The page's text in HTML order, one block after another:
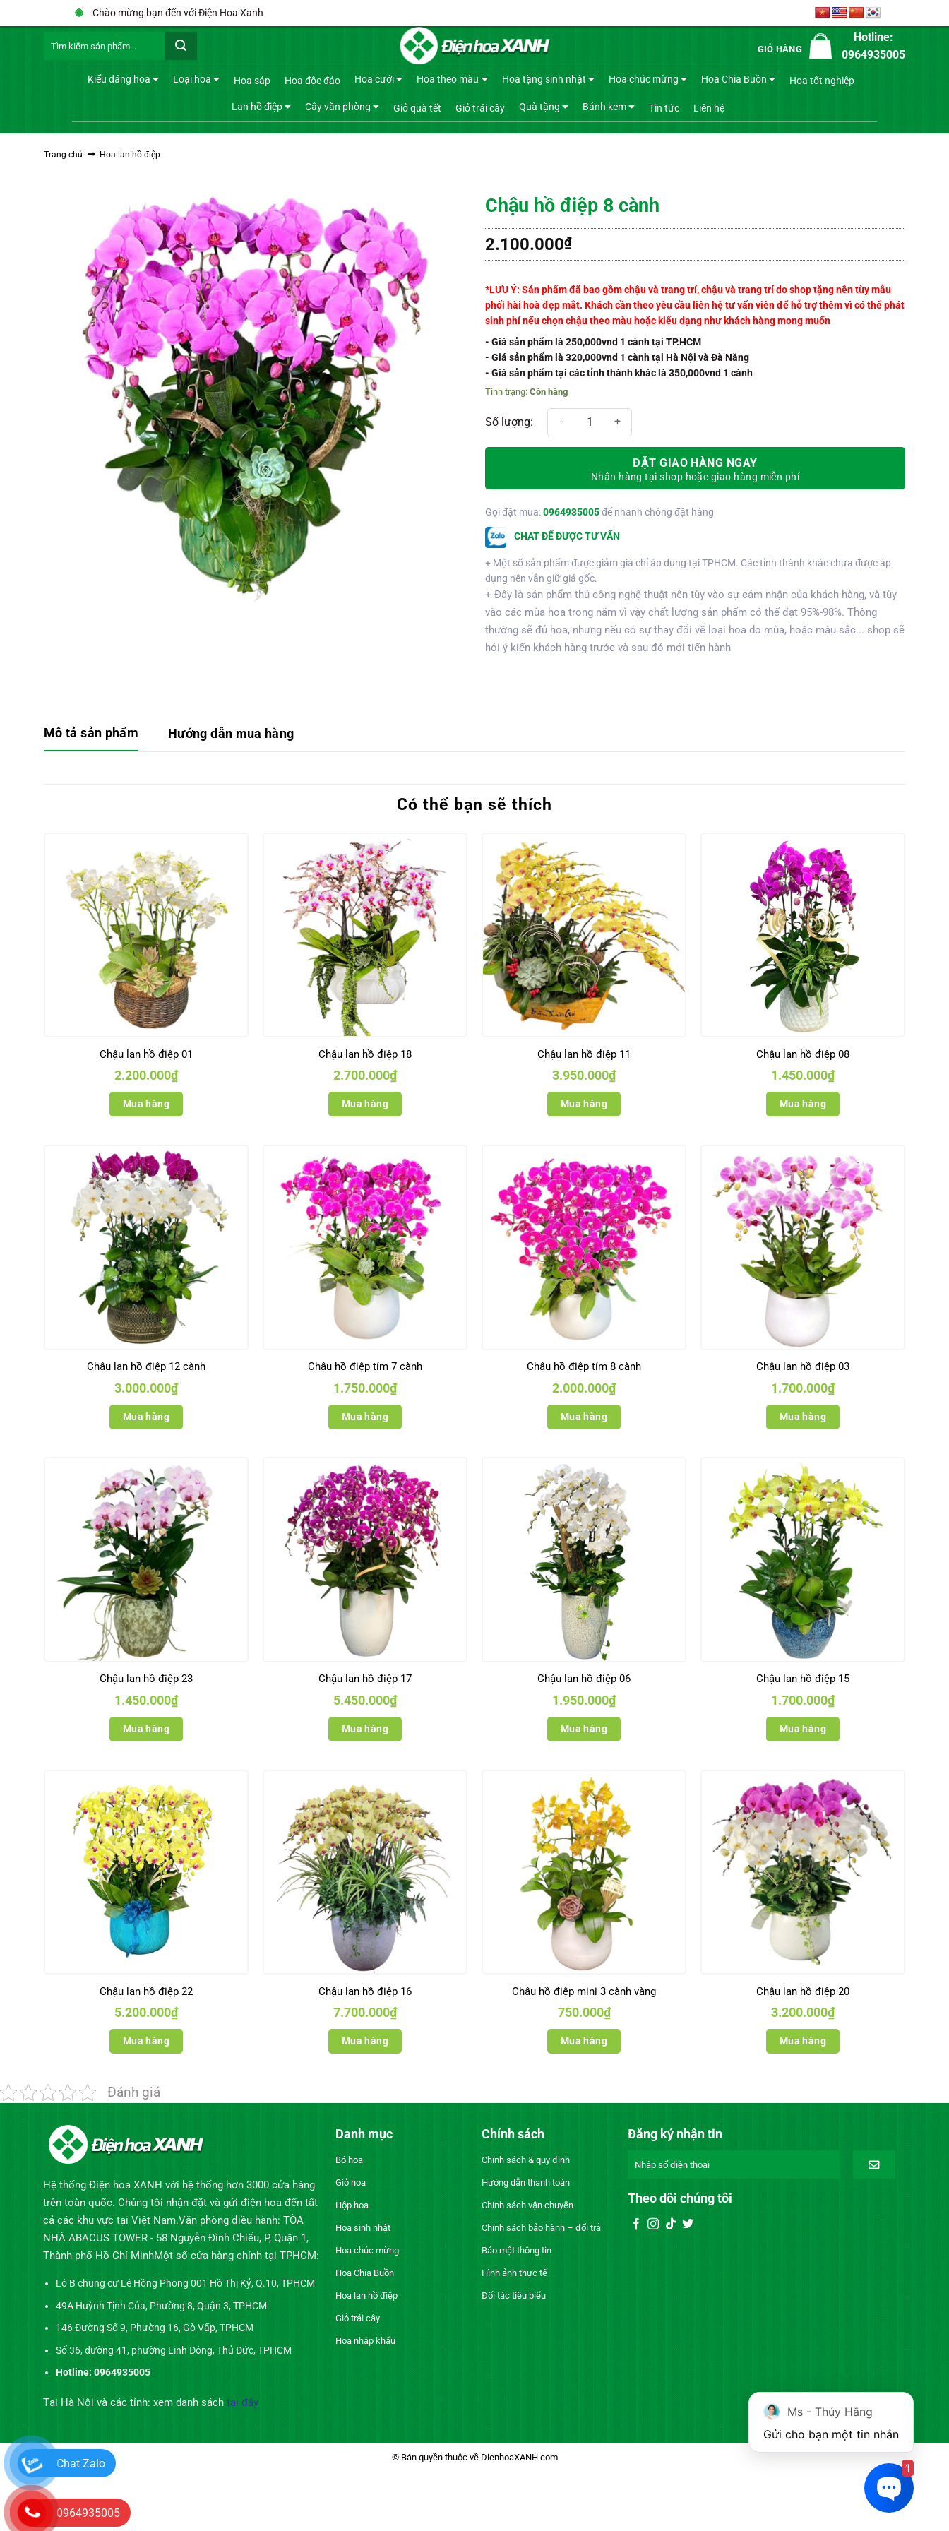
qua
Chào mừng bạn đến với Điện Hoa Xanh
kiếm:
GIỎ HÀNG
Hotline:
0964935005
Kiểu dáng hoa Loại hoa Hoa sáp Hoa độc đáo Hoa cưới Hoa theo màu Hoa tặng sinh nhật Hoa chúc mừng Hoa Chia Buồn Hoa tốt nghiệp
Lan hồ điệp Cây văn phòng Giỏ quà tết Giỏ trái cây Quà tặng Bánh kem Tin tức Liên hệ
Trang chủ Hoa lan hồ điệp
Chậu hồ điệp 8 cành
2.100.000₫
*LƯU Ý: Sản phẩm đã bao gồm chậu và trang trí, chậu và trang trí do shop tặng nên tùy mẫu
phối hài hoà đẹp mắt. Khách cần theo yêu cầu liên hệ tư vấn viên để hỗ trợ thêm vì có thể phát
sinh phí nếu chọn chậu theo màu hoặc kiểu dạng như khách hàng mong muốn
- Giá sản phẩm là 250,000vnd 1 cành tại TP.HCM
- Giá sản phẩm là 320,000vnd 1 cành tại Hà Nội và Đà Nẵng
- Giá sản phẩm tại các tỉnh thành khác là 350,000vnd 1 cành
Còn hàng
Chậu hồ điệp 8 cành số lượng
ĐẶT GIAO HÀNG NGAY
Nhận hàng tại shop hoặc giao hàng miễn phí
Gọi đặt mua:0964935005để nhanh chóng đặt hàng
CHAT ĐỂ ĐƯỢC TƯ VẤN
+ Một số sản phẩm được giảm giá chỉ áp dụng tại TPHCM. Các tỉnh thành khác chưa được áp
dụng nên vẫn giữ giá gốc.
+ Đây là sản phẩm thủ công nghệ thuật nên tùy vào sự cảm nhận của khách hàng, và tùy
vào các mùa hoa trong năm vì vậy chất lượng sản phẩm có thể đạt 95%-98%. Thông
thường sẽ đủ hoa, nhưng nếu có sự thay đổi về loại hoa do mùa, hoặc màu sắc... shop sẽ
hỏi ý kiến khách hàng trước và sau đó mới tiến hành
Mô tả sản phẩm Hướng dẫn mua hàng
Có thể bạn sẽ thích
Chậu lan hồ điệp 01
2.200.000₫
Mua hàng
Chậu lan hồ điệp 18
2.700.000₫
Mua hàng
Chậu lan hồ điệp 11
3.950.000₫
Mua hàng
Chậu lan hồ điệp 08
1.450.000₫
Mua hàng
Chậu lan hồ điệp 12 cành
3.000.000₫
Mua hàng
Chậu hồ điệp tím 7 cành
1.750.000₫
Mua hàng
Chậu hồ điệp tím 8 cành
2.000.000₫
Mua hàng
Chậu lan hồ điệp 03
1.700.000₫
Mua hàng
Chậu lan hồ điệp 23
1.450.000₫
Mua hàng
Chậu lan hồ điệp 17
5.450.000₫
Mua hàng
Chậu lan hồ điệp 06
1.950.000₫
Mua hàng
Chậu lan hồ điệp 15
1.700.000₫
Mua hàng
Chậu lan hồ điệp 22
5.200.000₫
Mua hàng
Chậu lan hồ điệp 16
7.700.000₫
Mua hàng
Chậu hồ điệp mini 3 cành vàng
750.000₫
Mua hàng
Chậu lan hồ điệp 20
3.200.000₫
Mua hàng
Đánh giá
Hệ thống Điện hoa XANH với hệ thống hơn 3000 cửa hàng
trên toàn quốc. Chúng tôi nhận đặt và gửi điện hoa đến tất
cả các khu vực tại Việt Nam.Văn phòng điều hành: TÒA
NHÀ ABACUS TOWER - 58 Nguyễn Đình Chiểu, P, Quận 1,
Thành phố Hồ Chí MinhMột số cửa hàng chính tại TPHCM:
Lô B chung cư Lê Hồng Phong 001 Hồ Thị Kỷ, Q.10, TPHCM
49A Huỳnh Tịnh Của, Phường 8, Quận 3, TPHCM
146 Đường Số 9, Phường 16, Gò Vấp, TPHCM
Số 36, đường 41, phường Linh Đông, Thủ Đức, TPHCM
Hotline: 0964935005
Tại Hà Nội và các tỉnh: xem danh sách tại đây
Danh mục
Bó hoa
Giỏ hoa
Hộp hoa
Hoa sinh nhật
Hoa chúc mừng
Hoa Chia Buồn
Hoa lan hồ điệp
Giỏ trái cây
Hoa nhập khẩu
Chính sách
Chính sách & quy định
Hướng dẫn thanh toán
Chính sách vận chuyển
Chính sách bảo hành – đổi trả
Bảo mật thông tin
Hình ảnh thực tế
Đối tác tiêu biểu
Đăng ký nhận tin
Theo dõi chúng tôi
© Bản quyền thuộc về DienhoaXANH.com
Chat Zalo
0964935005
Ms - Thúy Hằng
Gửi cho bạn một tin nhắn
1